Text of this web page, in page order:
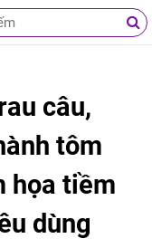
câu,
tôm
họa tiềm
dùng